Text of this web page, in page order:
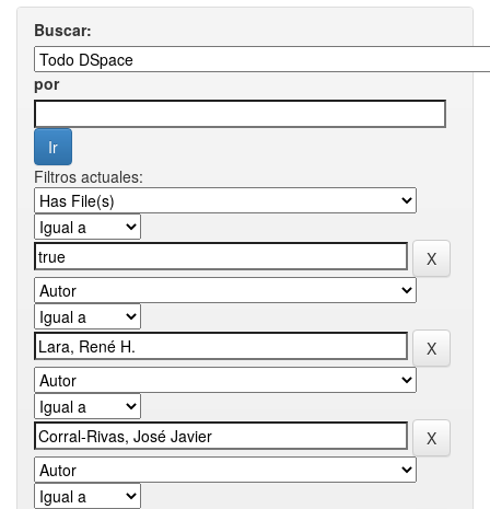
Buscar:
por
Filtros actuales: